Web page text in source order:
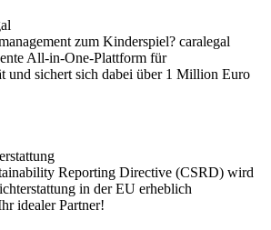
zum Kinderspiel? caralegal
All-in-One-Plattform für
und sichert sich dabei über 1 Million Euro
Reporting Directive (CSRD) wird
in der EU erheblich
idealer Partner!